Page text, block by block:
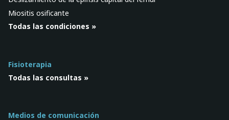
Miositis osificante
Todas las condiciones »
Fisioterapia
Todas las consultas »
Medios de comunicación